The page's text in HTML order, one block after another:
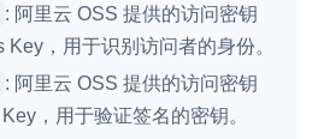
品服务的统一入口
: 阿里云 OSS 提供的访问密钥
Key，用于识别访问者的身份。
: 阿里云 OSS 提供的访问密钥
，用于验证签名的密钥。